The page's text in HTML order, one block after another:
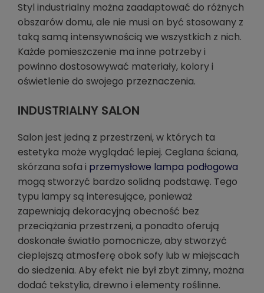
Styl industrialny można zaadaptować do różnych
obszarów domu, ale nie musi on być stosowany z
taką samą intensywnością we wszystkich z nich.
Każde pomieszczenie ma inne potrzeby i
powinno dostosowywać materiały, kolory i
oświetlenie do swojego przeznaczenia.
INDUSTRIALNY SALON
Salon jest jedną z przestrzeni, w których ta
estetyka może wyglądać lepiej. Ceglana ściana,
skórzana sofa i przemysłowe lampa podłogowa
mogą stworzyć bardzo solidną podstawę. Tego
typu lampy są interesujące, ponieważ
zapewniają dekoracyjną obecność bez
przeciążania przestrzeni, a ponadto oferują
doskonałe światło pomocnicze, aby stworzyć
cieplejszą atmosferę obok sofy lub w miejscach
do siedzenia. Aby efekt nie był zbyt zimny, można
dodać tekstylia, drewno i elementy roślinne.